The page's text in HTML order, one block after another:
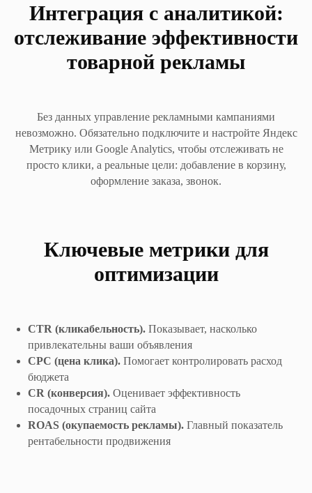
Интеграция с аналитикой:
отслеживание эффективности
товарной рекламы
Без данных управление рекламными кампаниями
невозможно. Обязательно подключите и настройте Яндекс
Метрику или Google Analytics, чтобы отслеживать не
просто клики, а реальные цели: добавление в корзину,
оформление заказа, звонок.
Ключевые метрики для
оптимизации
CTR (кликабельность). Показывает, насколько
привлекательны ваши объявления
CPC (цена клика). Помогает контролировать расход
бюджета
CR (конверсия). Оценивает эффективность
посадочных страниц сайта
ROAS (окупаемость рекламы). Главный показатель
рентабельности продвижения